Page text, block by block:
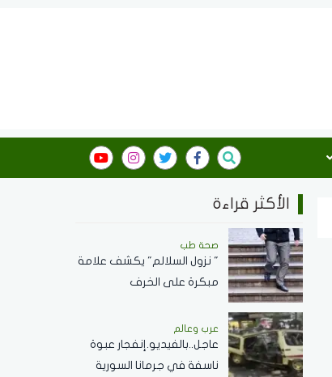
الأكثر قراءة
صحة طب
" نزول السلالم" يكشف علامة
مبكرة على الخرف
عرب وعالم
عاجل..بالفيديو.إنفجار عبوة
ناسفة في جرمانا السورية